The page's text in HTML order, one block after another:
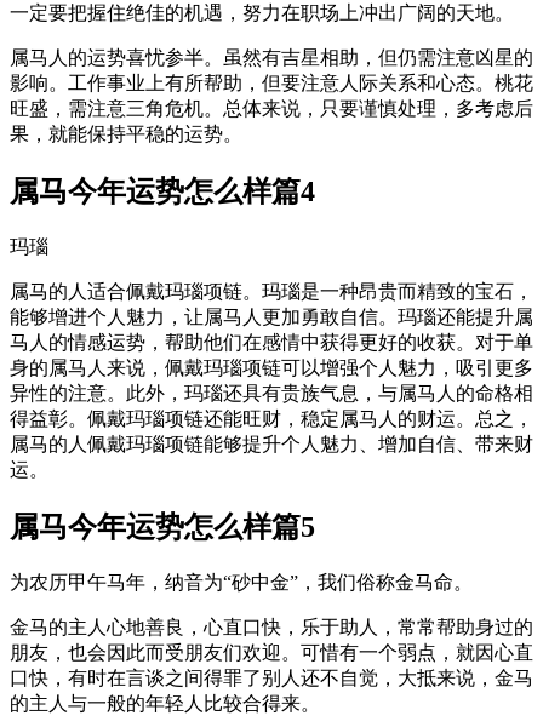
一定要把握住绝佳的机遇，努力在职场上冲出广阔的天地。
属马人的运势喜忧参半。虽然有吉星相助，但仍需注意凶星的
影响。工作事业上有所帮助，但要注意人际关系和心态。桃花
旺盛，需注意三角危机。总体来说，只要谨慎处理，多考虑后
果，就能保持平稳的运势。
属马今年运势怎么样篇4
玛瑙
属马的人适合佩戴玛瑙项链。玛瑙是一种昂贵而精致的宝石，
能够增进个人魅力，让属马人更加勇敢自信。玛瑙还能提升属
马人的情感运势，帮助他们在感情中获得更好的收获。对于单
身的属马人来说，佩戴玛瑙项链可以增强个人魅力，吸引更多
异性的注意。此外，玛瑙还具有贵族气息，与属马人的命格相
得益彰。佩戴玛瑙项链还能旺财，稳定属马人的财运。总之，
属马的人佩戴玛瑙项链能够提升个人魅力、增加自信、带来财
运。
属马今年运势怎么样篇5
为农历甲午马年，纳音为“砂中金”，我们俗称金马命。
金马的主人心地善良，心直口快，乐于助人，常常帮助身过的
朋友，也会因此而受朋友们欢迎。可惜有一个弱点，就因心直
口快，有时在言谈之间得罪了别人还不自觉，大抵来说，金马
的主人与一般的年轻人比较合得来。